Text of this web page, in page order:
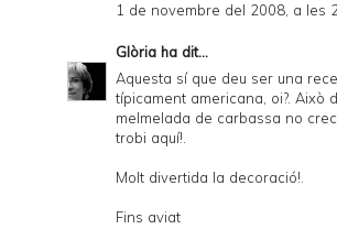
l
y
a
n
P
D
1 de novembre del 2008, a les
Glòria ha dit...
Aquesta sí que deu ser una
típicament americana, oi?. Això
melmelada de carbassa no
trobi aquí!.
Molt divertida la decoració!.
Fins aviat